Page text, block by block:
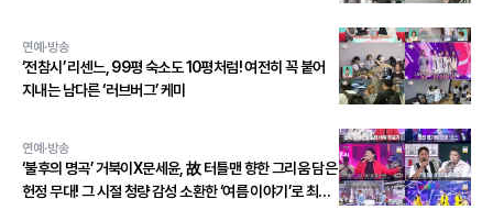
연예·방송
‘전참시’ 리센느, 99평 숙소도 10평처럼! 여전히 꼭 붙어
지내는 남다른 ‘러브버그’ 케미
연예·방송
‘불후의 명곡’ 거북이X문세윤, 故 터틀맨 향한 그리움 담은
헌정 무대! 그 시절 청량 감성 소환한 ‘여름 이야기’로 최종